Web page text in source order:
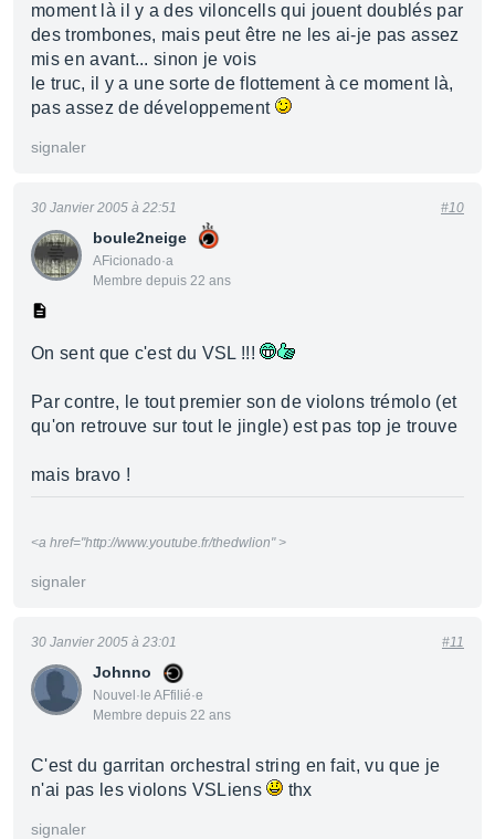
moment là il y a des viloncells qui jouent doublés par
des trombones, mais peut être ne les ai-je pas assez
mis en avant... sinon je vois
le truc, il y a une sorte de flottement à ce moment là,
pas assez de développement
signaler
boule2neige
AFicionado·a
Membre depuis 22 ans
30 Janvier 2005 à 22:51 #10
On sent que c'est du VSL !!!
Par contre, le tout premier son de violons trémolo (et
qu'on retrouve sur tout le jingle) est pas top je trouve
mais bravo !
<a href="http://www.youtube.fr/thedwlion" >
signaler
Johnno
Nouvel·le AFfilié·e
Membre depuis 22 ans
30 Janvier 2005 à 23:01 #11
C'est du garritan orchestral string en fait, vu que je
n'ai pas les violons VSLiens
thx
signaler